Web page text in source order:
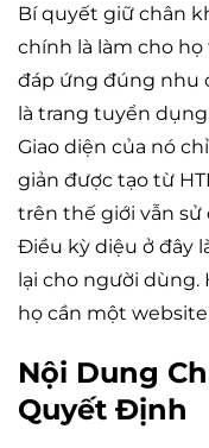
Bí quyết giữ chân
chính là làm cho
đáp ứng đúng nhu
là trang tuyển
Giao diện của nó
giản được tạo từ
trên thế giới vẫn sử
Điều kỳ diệu ở đây
lại cho người dùng.
họ cần một
Nội Dung
Quyết Định